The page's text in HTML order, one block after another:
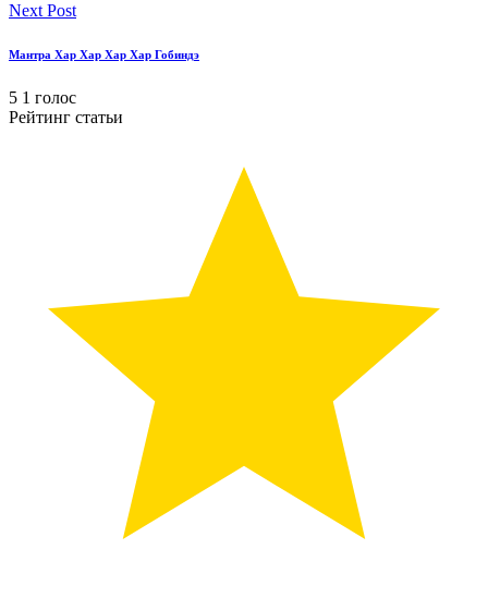
Next Post
Мантра Хар Хар Хар Хар Гобиндэ
5 1 голос
Рейтинг статьи